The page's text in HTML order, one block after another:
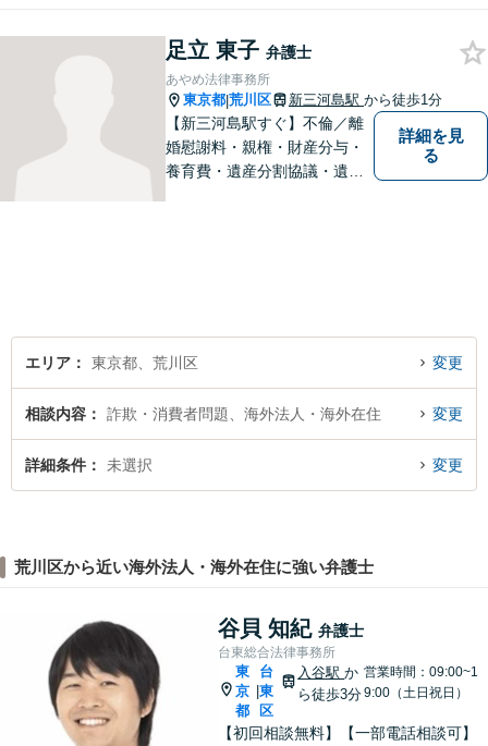
足立 東子 弁護士
あやめ法律事務所
東京都|荒川区 新三河島駅 から徒歩1分
【新三河島駅すぐ】不倫／離
婚慰謝料・親権・財産分与・
養育費・遺産分割協議・遺言
詳細を見
る
エリア 東京都、荒川区 変更
相談内容 詐欺・消費者問題、海外法人・海外在住 変更
詳細条件 未選択 変更
荒川区から近い海外法人・海外在住に強い弁護士
谷貝 知紀 弁護士
台東総合法律事務所
東
京
都
|
台
東
区
入谷駅か
ら徒歩3分
営業時間：09:00~1
9:00（土日祝日）
【初回相談無料】【一部電話相談可】